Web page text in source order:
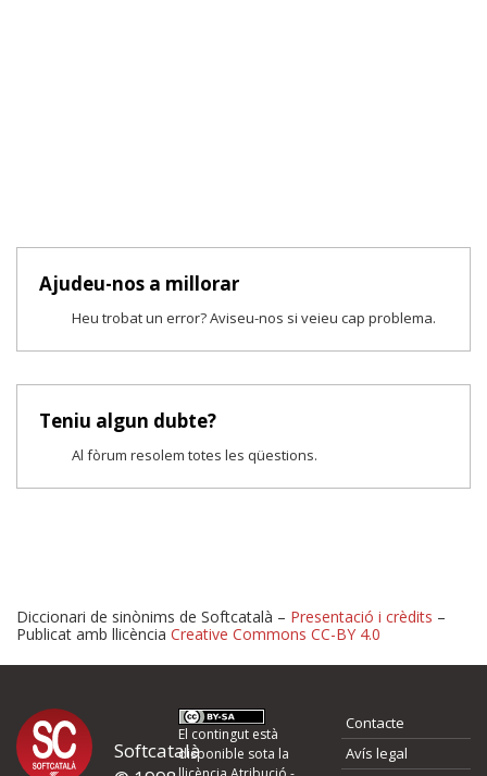
Ajudeu-nos a millorar
Heu trobat un error? Aviseu-nos si veieu cap problema.
Teniu algun dubte?
Al fòrum resolem totes les qüestions.
Proposeu-nos millores o
d'errors
Diccionari de sinònims de Softcatalà – Presentació i crèdits –
Publicat amb llicència Creative Commons CC-BY 4.0
Softcatalà
El contingut està
disponible sota la
Contacte
Avís legal